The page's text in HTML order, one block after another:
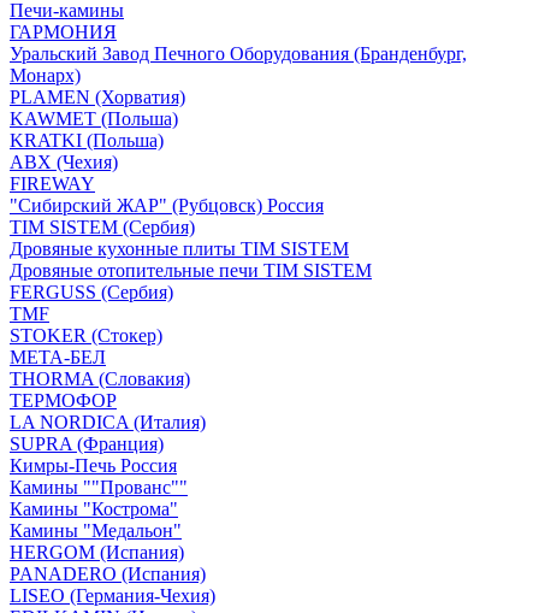
Печи-камины
ГАРМОНИЯ
Уральский Завод Печного Оборудования (Бранденбург,
Монарх)
PLAMEN (Хорватия)
KAWMET (Польша)
KRATKI (Польша)
ABX (Чехия)
FIREWAY
"Сибирский ЖАР" (Рубцовск) Россия
TIM SISTEM (Сербия)
Дровяные кухонные плиты TIM SISTEM
Дровяные отопительные печи TIM SISTEM
FERGUSS (Сербия)
TMF
STOKER (Стокер)
МЕТА-БЕЛ
THORMA (Словакия)
ТЕРМОФОР
LA NORDICA (Италия)
SUPRA (Франция)
Кимры-Печь Россия
Камины ""Прованс""
Камины "Кострома"
Камины "Медальон"
HERGOM (Испания)
PANADERO (Испания)
LISEO (Германия-Чехия)